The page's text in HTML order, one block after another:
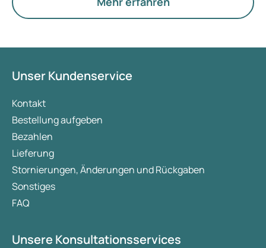
Unser Kundenservice
Kontakt
Bestellung aufgeben
Bezahlen
Lieferung
Stornierungen, Änderungen und Rückgaben
Sonstiges
FAQ
Unsere Konsultationsservices